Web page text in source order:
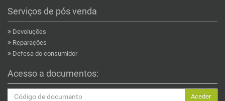
Serviços de pós venda
Devoluções
Reparações
Defesa do consumidor
Acesso a documentos:
Aceder